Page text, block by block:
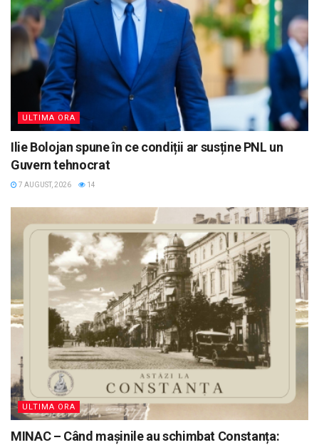
ULTIMA ORA
Ilie Bolojan spune în ce condiții ar susține PNL un
Guvern tehnocrat
7 AUGUST, 2026 14
ULTIMA ORA
MINAC – Când mașinile au schimbat Constanța: